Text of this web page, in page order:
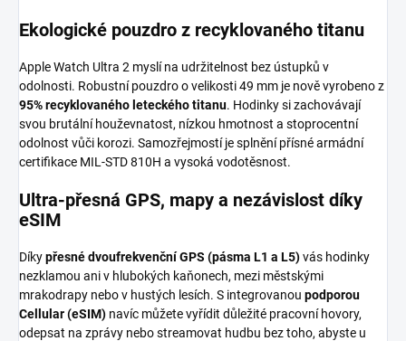
Ekologické pouzdro z recyklovaného titanu
Apple Watch Ultra 2 myslí na udržitelnost bez ústupků v
odolnosti. Robustní pouzdro o velikosti 49 mm je nově vyrobeno z
95% recyklovaného leteckého titanu. Hodinky si zachovávají
svou brutální houževnatost, nízkou hmotnost a stoprocentní
odolnost vůči korozi. Samozřejmostí je splnění přísné armádní
certifikace MIL-STD 810H a vysoká vodotěsnost.
Ultra-přesná GPS, mapy a nezávislost díky
eSIM
Díkypřesné dvoufrekvenční GPS (pásma L1 a L5)vás hodinky
nezklamou ani v hlubokých kaňonech, mezi městskými
mrakodrapy nebo v hustých lesích. S integrovanou podporou
Cellular (eSIM) navíc můžete vyřídit důležité pracovní hovory,
odepsat na zprávy nebo streamovat hudbu bez toho, abyste u